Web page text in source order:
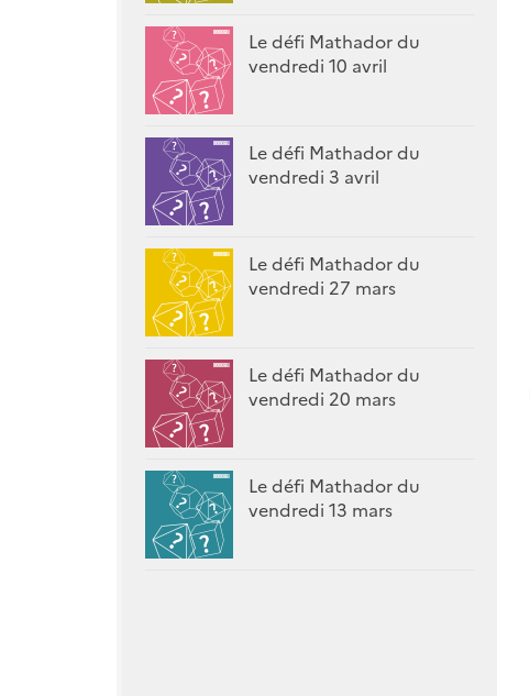
Le défi Mathador du
vendredi 10 avril
Le défi Mathador du
vendredi 3 avril
Le défi Mathador du
vendredi 27 mars
Le défi Mathador du
vendredi 20 mars
Le défi Mathador du
vendredi 13 mars